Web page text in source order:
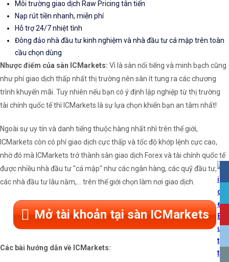
Môi trường giao dịch Raw Pricing tân tiến
Nạp rút tiền nhanh, miễn phí
Hỗ trợ 24/7 nhiệt tình
Đông đảo nhà đầu tư kinh nghiệm và nhà đầu tư cá mập trên toàn
cầu chọn dùng
Nhược điểm của sàn ICMarkets: Vì là sàn nổi tiếng và minh bạch cũng
như phí giao dịch thấp nhất thị trường nên sàn ít tung ra các chương
trình khuyến mãi. Tuy nhiên nếu bạn có ý định lập nghiệp từ thị trường
tài chính quốc tế thì ICMarkets là sự lựa chọn khiến bạn an tâm nhất!
Ngoài sự uy tín và danh tiếng thuộc hàng nhất nhì trên thế giới,
ICMarkets còn có phí giao dịch cực thấp và tốc độ khớp lệnh cực cao,
nhờ đó mà ICMarkets trở thành sàn giao dịch Forex và tài chính quốc tế
được nhiều nhà đầu tư "cá mập" như các ngân hàng, các quỹ đầu tư,
các nhà đầu tư lâu năm,... trên thế giới chọn làm nơi giao dịch.
Mở tài khoản tại sàn ICMarkets
Các bài hướng dẫn về ICMarkets: